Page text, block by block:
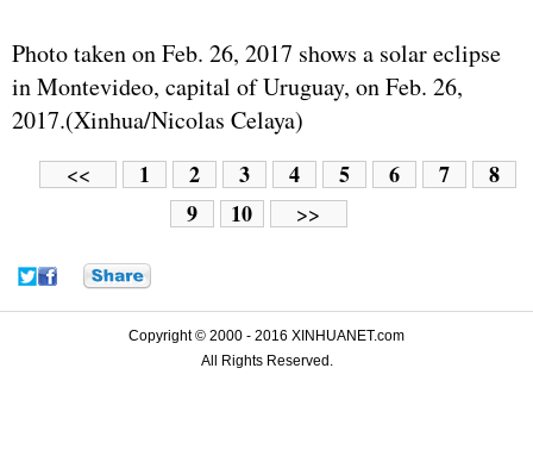
Photo taken on Feb. 26, 2017 shows a solar eclipse
in Montevideo, capital of Uruguay, on Feb. 26,
2017.(Xinhua/Nicolas Celaya)
<< 1 2 3 4 5 6 7
8
9
10 >>
Copyright © 2000 - 2016 XINHUANET.com
All Rights Reserved.